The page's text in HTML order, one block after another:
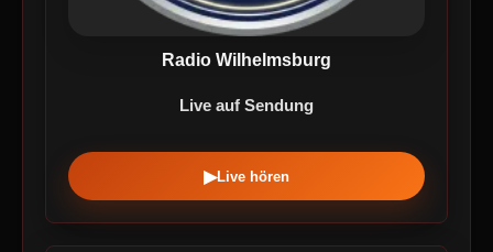
Radio Wilhelmsburg
Live auf Sendung
▶Live hören